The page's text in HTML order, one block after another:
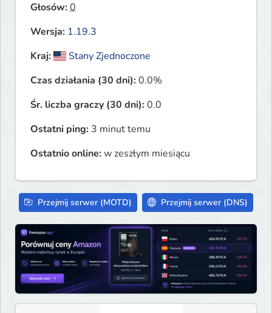
Głosów:0
Wersja: 1.19.3
Kraj:
Stany Zjednoczone
Czas działania (30 dni):0.0%
Śr. liczba graczy (30 dni):0.0
Ostatni ping: 3 minut temu
Ostatnio online:w zeszłym miesiącu
Przejmij serwer (MOTD) Przejmij serwer (DNS)